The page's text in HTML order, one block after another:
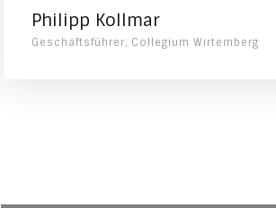
Philipp Kollmar
Geschäftsführer, Collegium Wirtemberg